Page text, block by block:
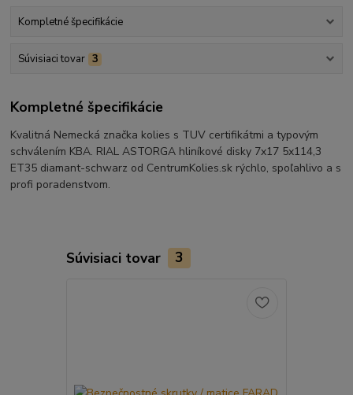
Kompletné špecifikácie
Súvisiaci tovar 3
Kompletné špecifikácie
Kvalitná Nemecká značka kolies s TUV certifikátmi a typovým
schválením KBA. RIAL ASTORGA hliníkové disky 7x17 5x114,3
ET35 diamant-schwarz od CentrumKolies.sk rýchlo, spoľahlivo a s
profi poradenstvom.
Súvisiaci tovar 3